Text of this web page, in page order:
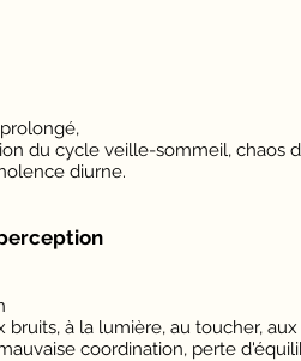
du cycle veille-sommeil, chaos
diurne.
à la lumière, au toucher, aux
coordination, perte